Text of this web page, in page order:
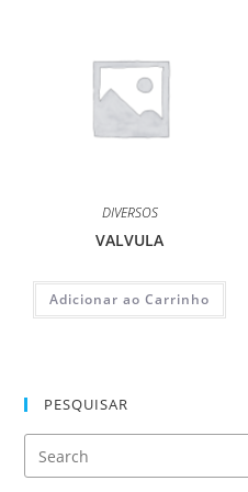
DIVERSOS
VALVULA
Adicionar ao Carrinho
PESQUISAR